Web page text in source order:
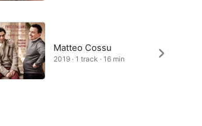
Matteo Cossu
2019 · 1 track · 16 min